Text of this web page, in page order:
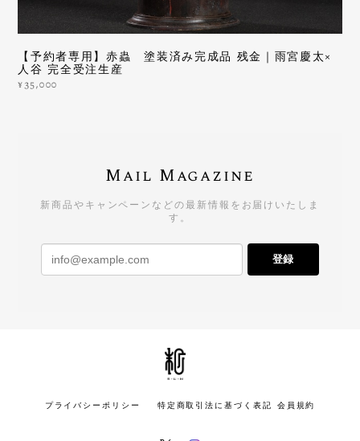
【予約者専用】赤蟲 塗装済み完成品 残金｜雨宮慶太×
人谷 完全受注生産
¥35,000
Mail Magazine
新商品やキャンペーンなどの最新情報をお届けいたしま
す。
登録
プライバシーポリシー 特定商取引法に基づく表記 会員規約